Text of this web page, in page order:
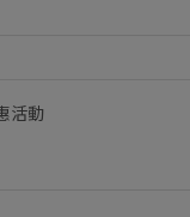
活動